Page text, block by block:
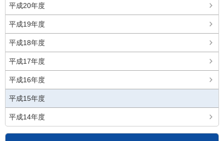
平成20年度
平成19年度
平成18年度
平成17年度
平成16年度
平成15年度
平成14年度